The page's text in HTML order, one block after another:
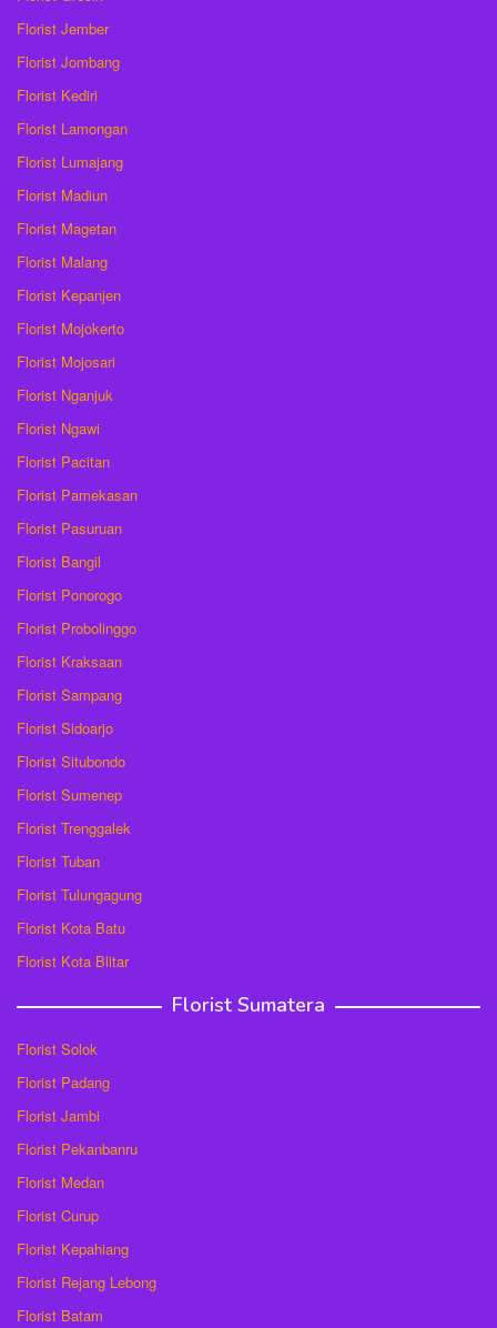
Florist Jember
Florist Jombang
Florist Kediri
Florist Lamongan
Florist Lumajang
Florist Madiun
Florist Magetan
Florist Malang
Florist Kepanjen
Florist Mojokerto
Florist Mojosari
Florist Nganjuk
Florist Ngawi
Florist Pacitan
Florist Pamekasan
Florist Pasuruan
Florist Bangil
Florist Ponorogo
Florist Probolinggo
Florist Kraksaan
Florist Sampang
Florist Sidoarjo
Florist Situbondo
Florist Sumenep
Florist Trenggalek
Florist Tuban
Florist Tulungagung
Florist Kota Batu
Florist Kota Blitar
Florist Sumatera
Florist Solok
Florist Padang
Florist Jambi
Florist Pekanbanru
Florist Medan
Florist Curup
Florist Kepahiang
Florist Rejang Lebong
Florist Batam